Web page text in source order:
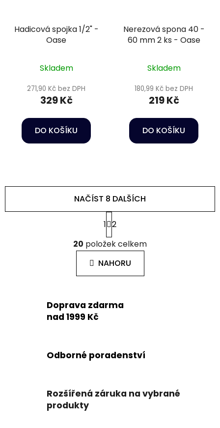
Hadicová spojka 1/2" -
Oase
Skladem
271,90 Kč bez DPH
329 Kč
DO KOŠÍKU
Nerezová spona 40 -
60 mm 2 ks - Oase
Skladem
180,99 Kč bez DPH
219 Kč
DO KOŠÍKU
O
v
l
á
d
c
í
k
p
NAČÍST 8 DALŠÍCH
S
t
r
á
n
k
n
í
1 2
20 položek celkem
NAHORU
Doprava zdarma
nad 1999 Kč
Odborné poradenství
Rozšířená záruka na vybrané
produkty